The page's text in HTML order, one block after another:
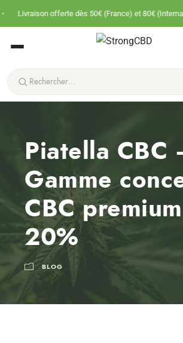
dès 50€ (France) et 80€ (International) •
Piatella CBC
Gamme
CBC premium
20%
BLOG